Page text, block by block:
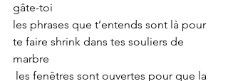
gâte-toi
les phrases que t’entends sont là pour
te faire shrink dans tes souliers de
marbre